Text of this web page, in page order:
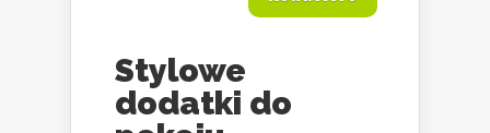
Stylowe
dodatki do